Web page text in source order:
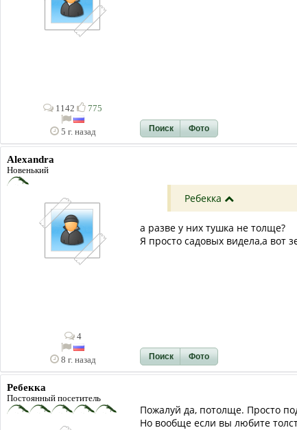
1142 775
5 г. назад Поиск Фото
Alexandra
Новенький
4
8 г. назад
Ребекка
а разве у них тушка не толще?
Я просто садовых видела,а вот
Поиск Фото
Ребекка
Постоянный посетитель
Пожалуй да, потолще. Просто
Но вообще если вы любите